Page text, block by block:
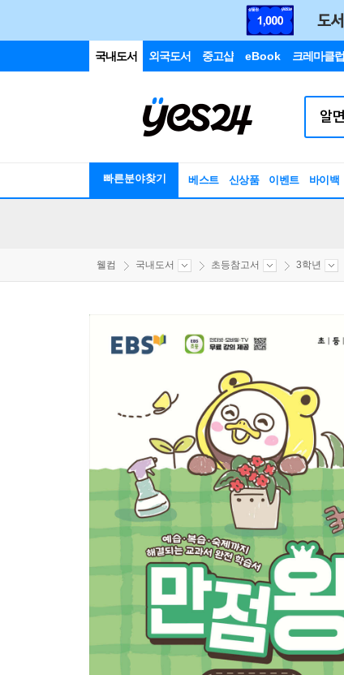
국내도서 외국도서 중고샵 eBook 크레마클럽
빠른분야찾기 베스트 신상품 이벤트 바이백
웰컴 국내도서 초등참고서 3학년